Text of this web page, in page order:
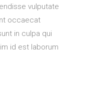
vulputate
occaecat
in culpa qui
id est laborum